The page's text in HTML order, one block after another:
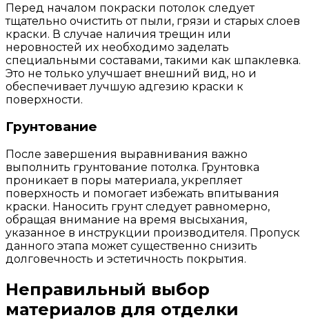
Перед началом покраски потолок следует
тщательно очистить от пыли, грязи и старых слоев
краски. В случае наличия трещин или
неровностей их необходимо заделать
специальными составами, такими как шпаклевка.
Это не только улучшает внешний вид, но и
обеспечивает лучшую адгезию краски к
поверхности.
Грунтование
После завершения выравнивания важно
выполнить грунтование потолка. Грунтовка
проникает в поры материала, укрепляет
поверхность и помогает избежать впитывания
краски. Наносить грунт следует равномерно,
обращая внимание на время высыхания,
указанное в инструкции производителя. Пропуск
данного этапа может существенно снизить
долговечность и эстетичность покрытия.
Неправильный выбор
материалов для отделки